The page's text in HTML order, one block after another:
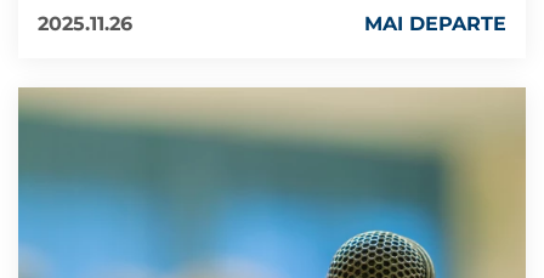
2025.11.26
MAI DEPARTE